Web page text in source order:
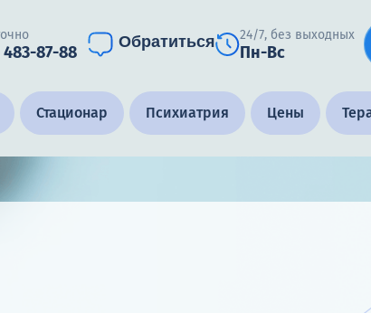
483-87-88
Обратиться 24/7, без выходных
Пн-Вс
Стационар Психиатрия Цены